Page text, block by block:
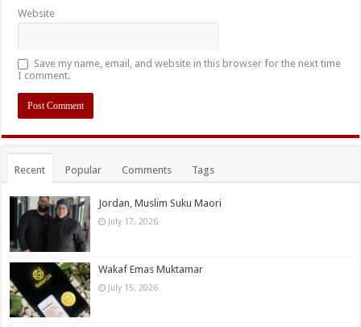
Website
Save my name, email, and website in this browser for the next time
I comment.
Recent Popular Comments Tags
Jordan, Muslim Suku Maori
July 17, 2026
Wakaf Emas Muktamar
July 15, 2026